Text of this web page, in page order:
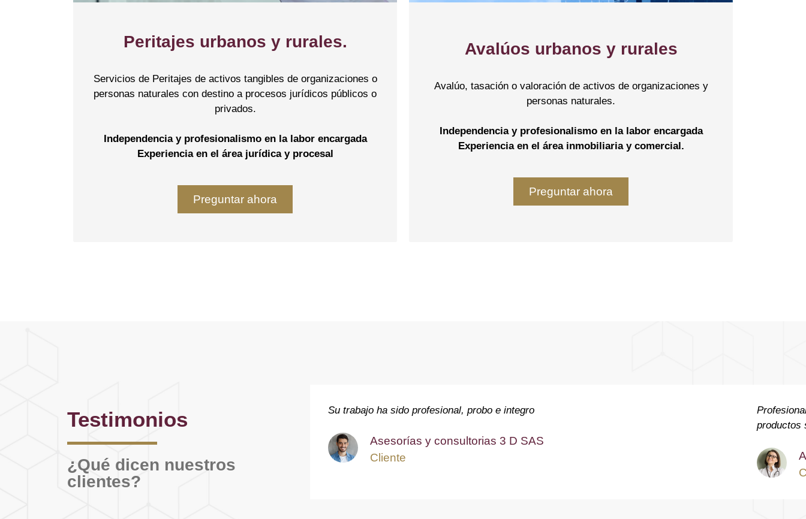
Peritajes urbanos y rurales.
Servicios de Peritajes de activos tangibles de organizaciones o
personas naturales con destino a procesos jurídicos públicos o
privados.
Independencia y profesionalismo en la labor encargada
Experiencia en el área jurídica y procesal
Preguntar ahora
Avalúos urbanos y rurales
Avalúo, tasación o valoración de activos de organizaciones y
personas naturales.
Independencia y profesionalismo en la labor encargada
Experiencia en el área inmobiliaria y comercial.
Preguntar ahora
Testimonios
¿Qué dicen nuestros
clientes?
Su trabajo ha sido profesional, probo e integro
Asesorías y consultorias 3 D SAS
Cliente
productos